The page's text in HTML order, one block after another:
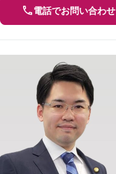
電話でお問い合わせ